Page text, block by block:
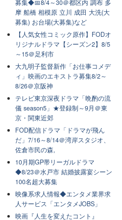
募集◆📅8/4～30＠都区内 調布 多
摩 船橋 相模原 立川 成田 大洗(大
募集) お台場(大募集)など
【人気女性コミック原作】FODオ
リジナルドラマ【シーズン2】8/5
～15＠足利市
大九明子監督新作「お仕事コメデ
ィ」映画のエキストラ募集8/2～
8/26＠京阪神
テレビ東京深夜ドラマ「晩酌の流
儀 season5」★登録制～9月＠東
京・関東近郊
FOD配信ドラマ「ドラマが飛ん
だ」7/16～8/14＠湾岸スタジオ、
佐倉市民の森,
10月期GP帯リーガルドラマ
◆8/23＠水戸市 結婚披露宴シーン
100名超大募集
映像系求人情報◆エンタメ業界求
人サービス「エンタメJOBS」
映画『人生を変えたコント』